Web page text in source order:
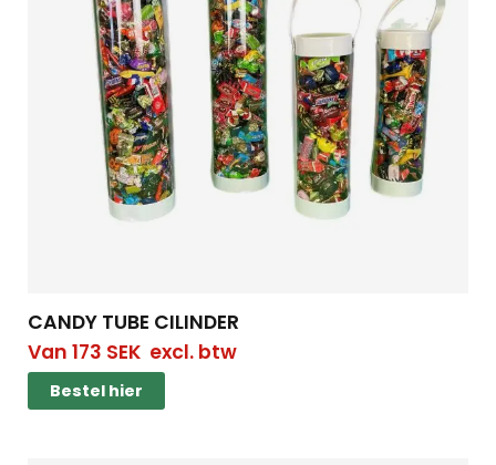
CANDY TUBE CILINDER
Van 173 SEKexcl. btw
Bestel hier